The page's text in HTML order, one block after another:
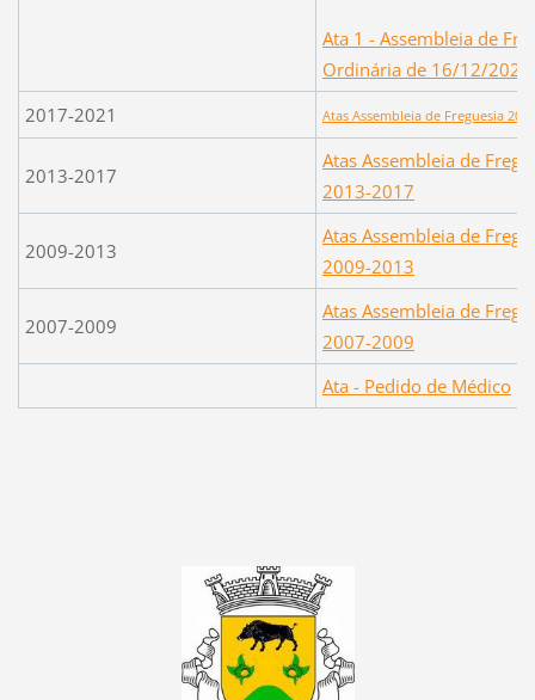
Ata 1 - Assembleia de
Ordinária de 16/12/2021
2017-2021
Atas Assembleia de Freguesia
2013-2017
Atas Assembleia de
2013-2017
2009-2013
Atas Assembleia de
2009-2013
2007-2009
Atas Assembleia de
2007-2009
Ata - Pedido de Médico